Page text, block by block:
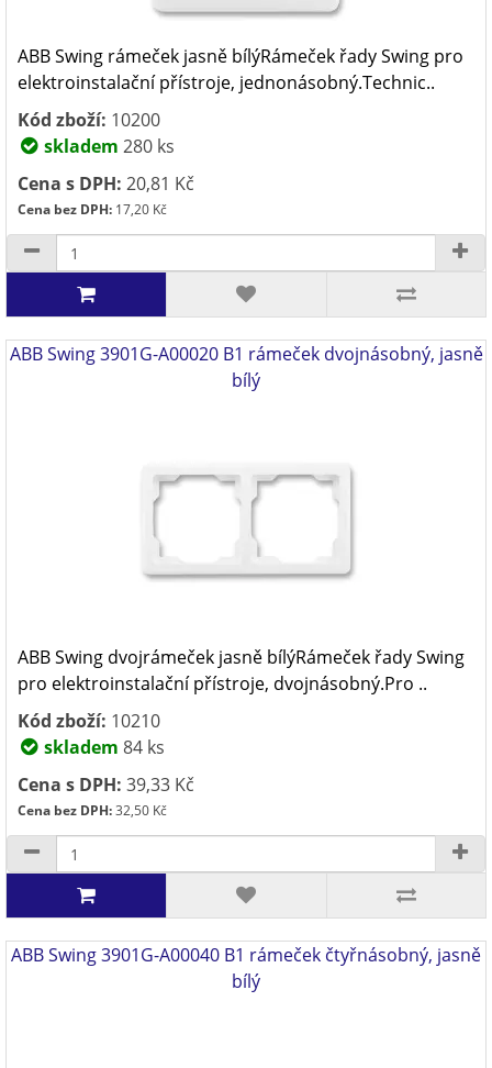
ABB Swing rámeček jasně bílýRámeček řady Swing pro
elektroinstalační přístroje, jednonásobný.Technic..
Kód zboží: 10200
skladem 280 ks
Cena s DPH: 20,81 Kč
Cena bez DPH: 17,20 Kč
ABB Swing 3901G-A00020 B1 rámeček dvojnásobný, jasně
bílý
ABB Swing dvojrámeček jasně bílýRámeček řady Swing
pro elektroinstalační přístroje, dvojnásobný.Pro ..
Kód zboží: 10210
skladem 84 ks
Cena s DPH: 39,33 Kč
Cena bez DPH:32,50 Kč
ABB Swing 3901G-A00040 B1 rámeček čtyřnásobný, jasně
bílý